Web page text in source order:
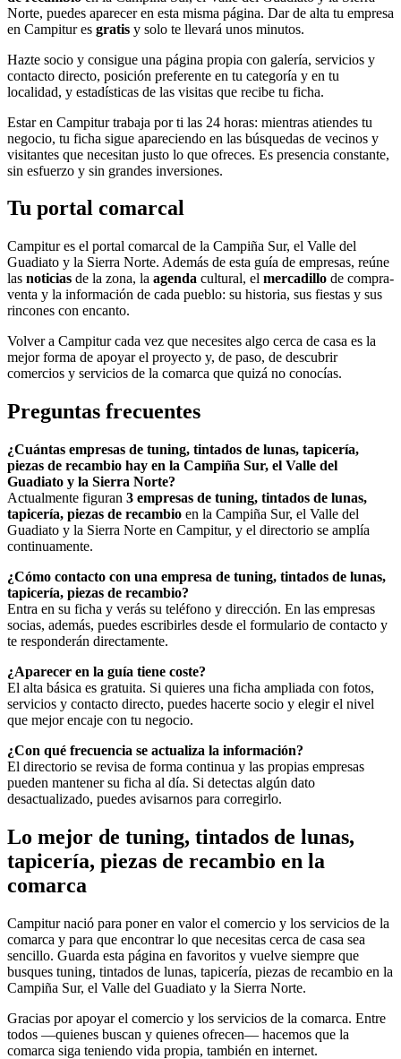
Norte, puedes aparecer en esta misma página. Dar de alta tu empresa
en Campitur es gratis y solo te llevará unos minutos.
Hazte socio y consigue una página propia con galería, servicios y
contacto directo, posición preferente en tu categoría y en tu
localidad, y estadísticas de las visitas que recibe tu ficha.
Estar en Campitur trabaja por ti las 24 horas: mientras atiendes tu
negocio, tu ficha sigue apareciendo en las búsquedas de vecinos y
visitantes que necesitan justo lo que ofreces. Es presencia constante,
sin esfuerzo y sin grandes inversiones.
Tu portal comarcal
Campitur es el portal comarcal de la Campiña Sur, el Valle del
Guadiato y la Sierra Norte. Además de esta guía de empresas, reúne
las noticias de la zona, la agenda cultural, el mercadillo de compra-
venta y la información de cada pueblo: su historia, sus fiestas y sus
rincones con encanto.
Volver a Campitur cada vez que necesites algo cerca de casa es la
mejor forma de apoyar el proyecto y, de paso, de descubrir
comercios y servicios de la comarca que quizá no conocías.
Preguntas frecuentes
¿Cuántas empresas de tuning, tintados de lunas, tapicería,
piezas de recambio hay en la Campiña Sur, el Valle del
Guadiato y la Sierra Norte?
Actualmente figuran 3 empresas de tuning, tintados de lunas,
tapicería, piezas de recambio en la Campiña Sur, el Valle del
Guadiato y la Sierra Norte en Campitur, y el directorio se amplía
continuamente.
¿Cómo contacto con una empresa de tuning, tintados de lunas,
tapicería, piezas de recambio?
Entra en su ficha y verás su teléfono y dirección. En las empresas
socias, además, puedes escribirles desde el formulario de contacto y
te responderán directamente.
¿Aparecer en la guía tiene coste?
El alta básica es gratuita. Si quieres una ficha ampliada con fotos,
servicios y contacto directo, puedes hacerte socio y elegir el nivel
que mejor encaje con tu negocio.
¿Con qué frecuencia se actualiza la información?
El directorio se revisa de forma continua y las propias empresas
pueden mantener su ficha al día. Si detectas algún dato
desactualizado, puedes avisarnos para corregirlo.
Lo mejor de tuning, tintados de lunas,
tapicería, piezas de recambio en la
comarca
Campitur nació para poner en valor el comercio y los servicios de la
comarca y para que encontrar lo que necesitas cerca de casa sea
sencillo. Guarda esta página en favoritos y vuelve siempre que
busques tuning, tintados de lunas, tapicería, piezas de recambio en la
Campiña Sur, el Valle del Guadiato y la Sierra Norte.
Gracias por apoyar el comercio y los servicios de la comarca. Entre
todos —quienes buscan y quienes ofrecen— hacemos que la
comarca siga teniendo vida propia, también en internet.